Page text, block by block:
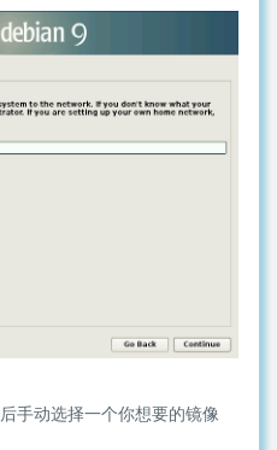
手动选择一个你想要的镜像